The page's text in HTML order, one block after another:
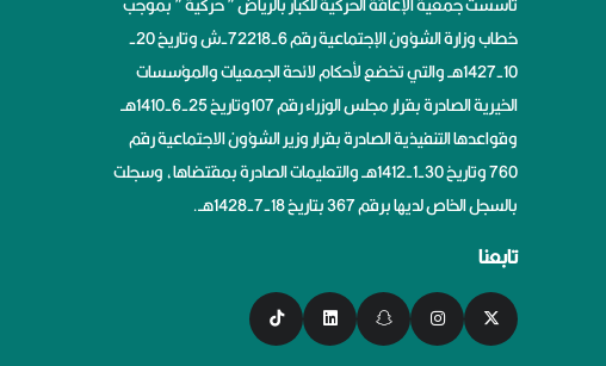
خطاب وزارة الشؤون الإجتماعية رقم 6-72218-ش وتاريخ 20-
10-1427هــ والتي تخضع لأحكام لائحة الجمعيات والمؤسسات
الخيرية الصادرة بقرار مجلس الوزراء رقم 107وتاريخ 25-6-1410هــ
وقواعدها التنفيذية الصادرة بقرار وزير الشؤون الاجتماعية رقم
760 وتاريخ 30-1-1412هــ والتعليمات الصادرة بمقتضاها، وسجلت
بالسجل الخاص لديها برقم 367 بتاريخ 18-7-1428هــ.
تابعنا